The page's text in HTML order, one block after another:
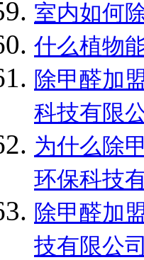
室内如何
什么植物
除甲醛加
科技有限
为什么除
环保科技
除甲醛加
技有限公司